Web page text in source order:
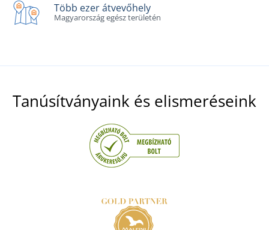
Több ezer átvevőhely
Magyarország egész területén
Tanúsítványaink és elismeréseink